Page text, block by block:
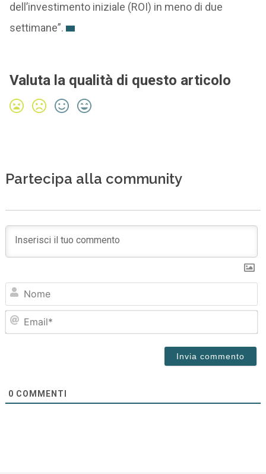
dell’investimento iniziale (ROI) in meno di due
settimane”.
Valuta la qualità di questo articolo
Partecipa alla community
0 COMMENTI